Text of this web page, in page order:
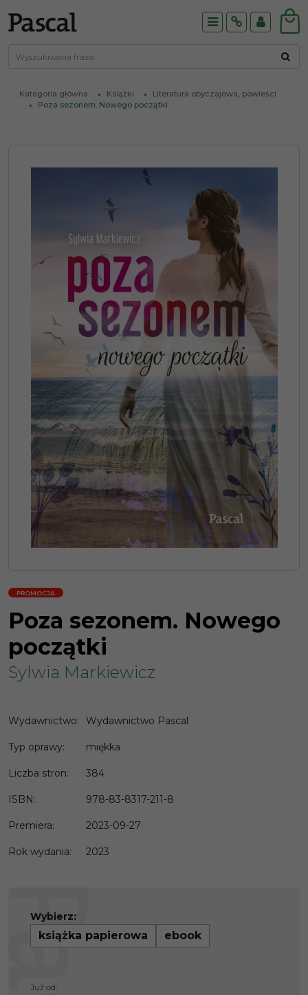
MenuInfoPanel
Kategoria główna Książki
Literatura obyczajowa, powieści
Poza sezonem. Nowego początki
PROMOCJA
Poza sezonem. Nowego
początki
Sylwia Markiewicz
Wydawnictwo: Wydawnictwo Pascal
Typ oprawy: miękka
Liczba stron: 384
ISBN: 978-83-8317-211-8
Premiera: 2023-09-27
Rok wydania: 2023
Wybierz:
książka papierowa ebook
Już od: